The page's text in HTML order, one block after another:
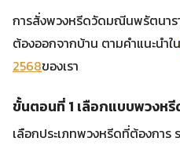
การสั่งพวงหรีดวัดมณีนพรัตนาร
ต้องออกจากบ้าน ตามคำแนะนำใน
2568ของเรา
ขั้นตอนที่ 1 เลือกแบบพวงหรี
เลือกประเภทพวงหรีดที่ต้องการ